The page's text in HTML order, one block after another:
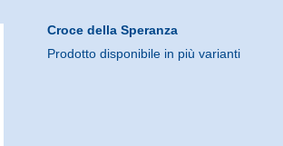
Croce della Speranza
Prodotto disponibile in più varianti